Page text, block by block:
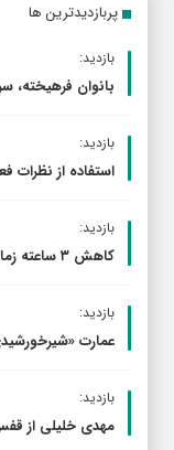
پربازدیدترین ها
بازدید:
بانوان فرهیخته،
بازدید:
استفاده از نظرات
بازدید:
کاهش ۳ ساعته زمان سفر با تکمیل محور قزوین- الموت- تنکابن
بازدید:
عمارت
بازدید:
مهدی خلیلی از